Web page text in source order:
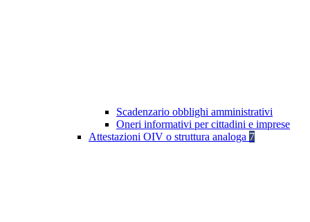
Scadenzario obblighi amministrativi
Oneri informativi per cittadini e imprese
Attestazioni OIV o struttura analoga 7